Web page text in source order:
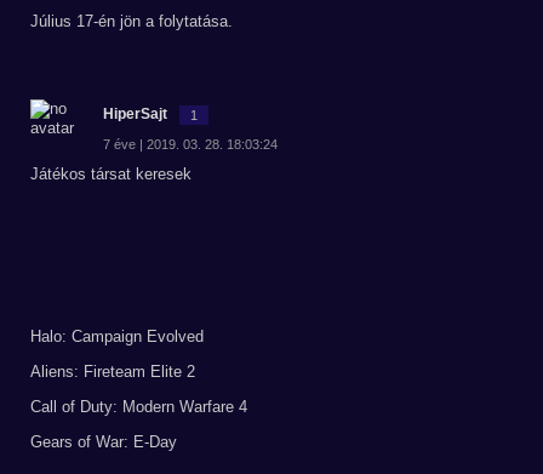
Július 17-én jön a folytatása.
HiperSajt 1
7 éve | 2019. 03. 28. 18:03:24
Játékos társat keresek
Halo: Campaign Evolved
Aliens: Fireteam Elite 2
Call of Duty: Modern Warfare 4
Gears of War: E-Day